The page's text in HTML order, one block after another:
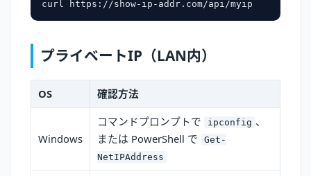
プライベートIP（LAN内）
OS 確認方法
Windows
コマンドプロンプトで ipconfig 、
または PowerShell で
Get-
NetIPAddress